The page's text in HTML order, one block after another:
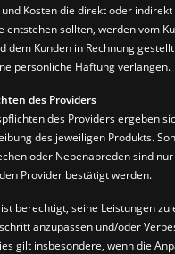
Kosten die direkt oder indirekt
entstehen sollten, werden vom
dem Kunden in Rechnung
persönliche Haftung verlangen.
des Providers
des Providers ergeben
des jeweiligen Produkts.
oder Nebenabreden sind
Provider bestätigt werden.
berechtigt, seine Leistungen
anzupassen und/oder
gilt insbesondere, wenn die